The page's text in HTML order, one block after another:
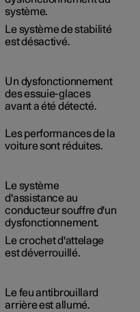
système.
Le système de stabilité
est désactivé.
Un dysfonctionnement
des essuie-glaces
avant a été détecté.
Les performances de la
voiture sont réduites.
Le système
d'assistance au
conducteur souffre d'un
dysfonctionnement.
Le crochet d'attelage
est déverrouillé.
Le feu antibrouillard
arrière est allumé.